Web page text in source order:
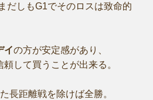
だしもG1でそのロスは致命的
イの方が安定感があり、
して買うことが出来る。
長距離戦を除けば全勝。